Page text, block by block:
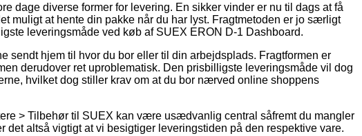
dage diverse former for levering. En sikker vinder er nu til dags at få
muligt at hente din pakke når du har lyst. Fragtmetoden er jo særligt
leveringsmåde ved køb af SUEX ERON D-1 Dashboard.
sendt hjem til hvor du bor eller til din arbejdsplads. Fragtformen er
derudover ret uproblematisk. Den prisbilligste leveringsmåde vil dog
hvilket dog stiller krav om at du bor nærved online shoppens
> Tilbehør til SUEX kan være usædvanlig central såfremt du mangler
det altså vigtigt at vi besigtiger leveringstiden på den respektive vare.